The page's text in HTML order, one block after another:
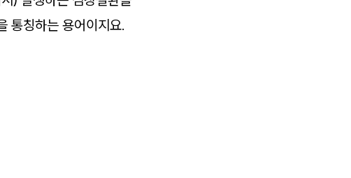
통칭하는 용어이지요.